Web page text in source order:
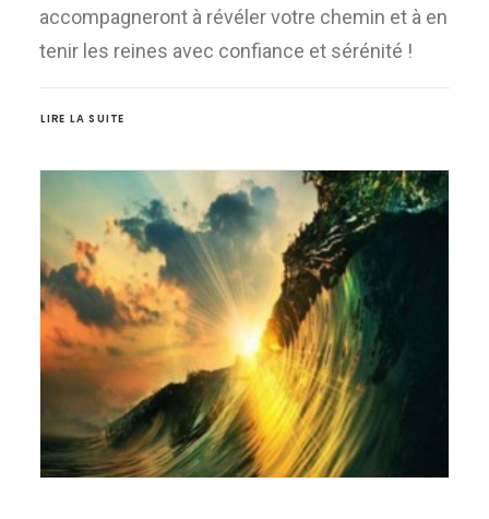
accompagneront à révéler votre chemin et à en
tenir les reines avec confiance et sérénité !
LIRE LA SUITE